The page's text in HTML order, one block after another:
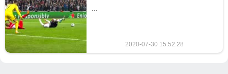
...
2020-07-30 15:52:28
1910